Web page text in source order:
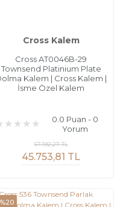
Cross Kalem
Cross AT0046B-29
Townsend Platinium Plate
Kalem | Cross Kalem |
İsme Özel Kalem
0.0 Puan - 0
Yorum
45.753,81 TL
57.192,27 TL
%20